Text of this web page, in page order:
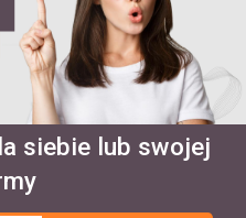
siebie lub swojej